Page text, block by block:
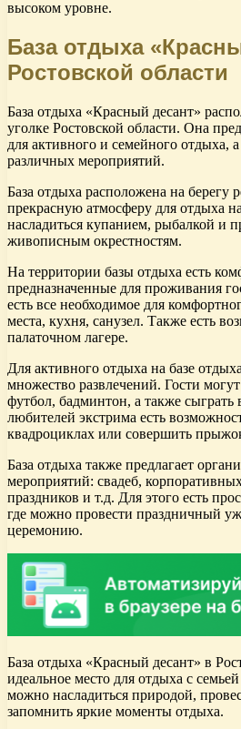
высоком уровне.
База отдыха
Ростовской области
База отдыха «Красный десант»
уголке Ростовской области. Она
для активного и семейного отдыха,
различных мероприятий.
База отдыха расположена на берегу
прекрасную атмосферу для отдыха
насладиться купанием, рыбалкой и
живописным окрестностям.
На территории базы отдыха есть
предназначенные для проживания
есть все необходимое для
места, кухня, санузел. Также есть
палаточном лагере.
Для активного отдыха на базе
множество развлечений. Гости
футбол, бадминтон, а также
любителей экстрима есть
квадроциклах или совершить
База отдыха также предлагает
мероприятий: свадеб,
праздников и т.д. Для этого есть
где можно провести праздничный
церемонию.
База отдыха «Красный десант» в
идеальное место для отдыха с
можно насладиться природой,
запомнить яркие моменты отдыха.